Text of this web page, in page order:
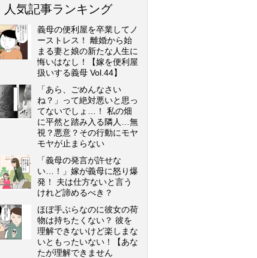
人気記事ランキング
義母の便利屋を卒業してノ
ーストレス！ 離婚から始
まる妻と娘の新たな人生に
悔いはなし！【嫁を便利屋
扱いする義母 Vol.44】
「あら、ごめんなさい
ね？」って絶対悪いと思っ
てないでしょ…！ 私の畑
に平然と踏み入る隣人…無
視？悪意？その行動にモヤ
モヤが止まらない
「義母の発言が許せな
い…！」嫁が義母に怒り爆
発！ 夫は仕方ないと言う
けれど諦めるべき？
ほぼ手ぶらなのに彼女の荷
物は持ちたくない？ 彼を
理解できないけど楽しまな
いともったいない！【あな
たが理解できません